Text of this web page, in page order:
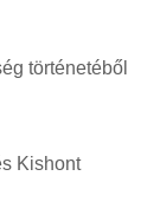
történetéből
Kishont